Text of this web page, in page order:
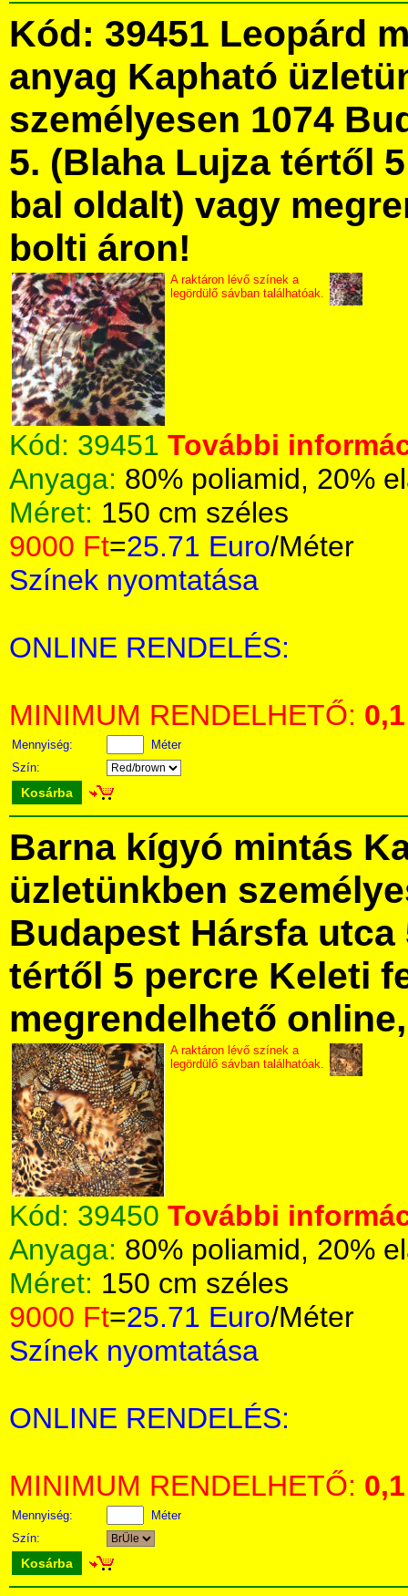
Kód: 39451 Leopárd
anyag Kapható
személyesen 1074
5. (Blaha Lujza tértől
bal oldalt) vagy
bolti áron!
A raktáron lévő színek a
legördülő sávban találhatóak.
Kód: 39451 További
Anyaga: 80% poliamid, 20%
Méret: 150 cm széles
9000 Ft=25.71 Euro/Méter
Színek nyomtatása
ONLINE RENDELÉS:
MINIMUM RENDELHETŐ: 0,1
Mennyiség:
Méter
Szín:
Kosárba
Barna kígyó mintás
üzletünkben
Budapest Hársfa utca
tértől 5 percre Keleti
megrendelhető
A raktáron lévő színek a
legördülő sávban találhatóak.
Kód: 39450 További
Anyaga: 80% poliamid, 20%
Méret: 150 cm széles
9000 Ft=25.71 Euro/Méter
Színek nyomtatása
ONLINE RENDELÉS:
MINIMUM RENDELHETŐ: 0,1
Mennyiség:
Méter
Szín:
Kosárba